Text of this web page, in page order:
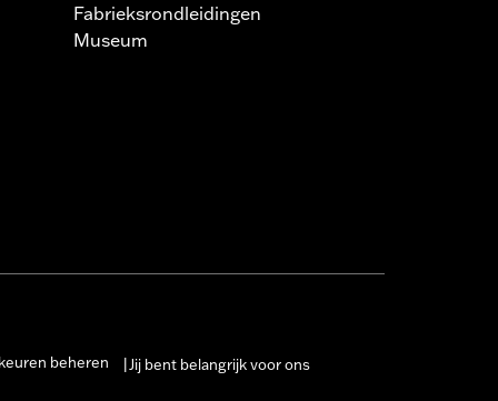
Fabrieksrondleidingen
Museum
beheren Jij bent belangrijk voor ons